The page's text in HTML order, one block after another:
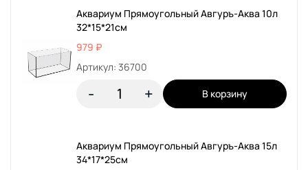
Аквариум Прямоугольный Авгуръ-Аква 10л
32*15*21см
979 ₽
Артикул: 36700
- + В корзину
Аквариум Прямоугольный Авгуръ-Аква 15л
34*17*25см